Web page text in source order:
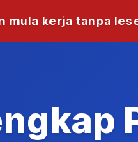
mula kerja tanpa